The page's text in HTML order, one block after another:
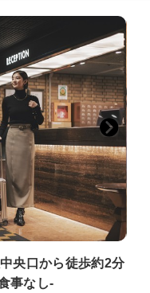
央口から徒歩約2分
事なし-